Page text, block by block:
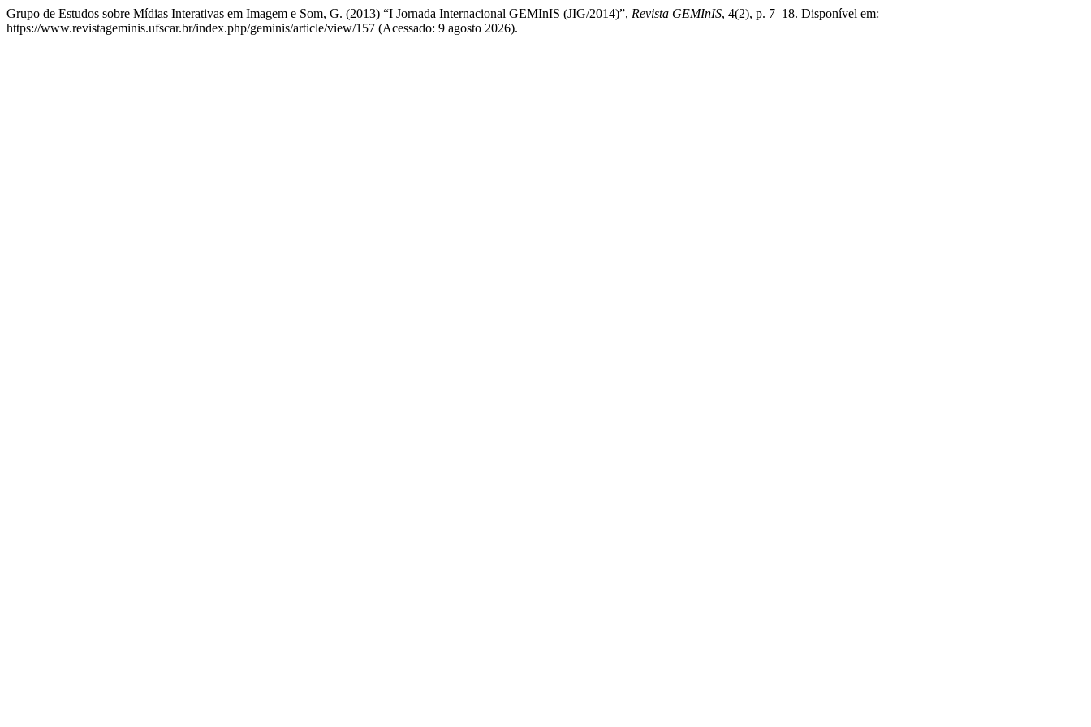
Grupo de Estudos sobre Mídias Interativas em Imagem e Som, G. (2013) “I Jornada Internacional GEMInIS (JIG/2014)”, Revista GEMInIS, 4(2), p. 7–18. Disponível em:
https://www.revistageminis.ufscar.br/index.php/geminis/article/view/157 (Acessado: 9 agosto 2026).